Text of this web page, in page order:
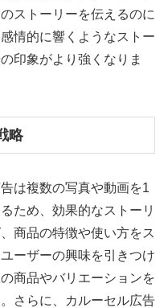
ストーリーを伝えるのに
情的に響くようなストー
印象がより強くなりま
略
は複数の写真や動画を1
ため、効果的なストーリ
商品の特徴や使い方をス
ーザーの興味を引きつけ
商品やバリエーションを
さらに、カルーセル広告